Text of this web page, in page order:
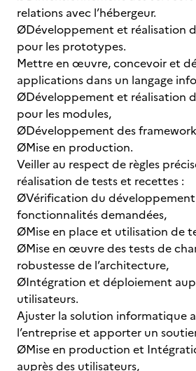
relations avec l’hébergeur.
ØDéveloppement et réalisation
pour les prototypes.
Mettre en œuvre, concevoir et
applications dans un langage
ØDéveloppement et réalisation
pour les modules,
ØDéveloppement des
ØMise en production.
Veiller au respect de règles
réalisation de tests et recettes :
ØVérification du
fonctionnalités demandées,
ØMise en place et utilisation de
ØMise en œuvre des tests de
robustesse de l’architecture,
ØIntégration et déploiement
utilisateurs.
Ajuster la solution informatique
l’entreprise et apporter un
ØMise en production et
auprès des utilisateurs,